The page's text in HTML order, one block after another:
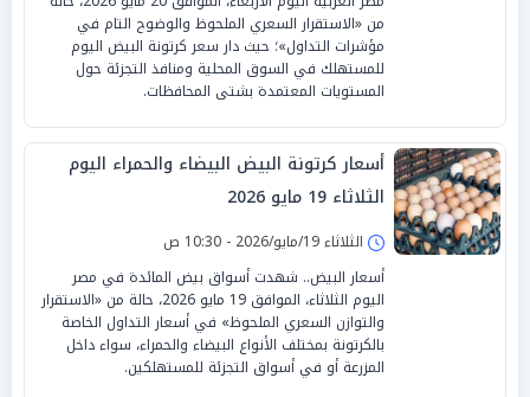
من «الاستقرار السعري الملحوظ والوضوح التام في
مؤشرات التداول»؛ حيث دار سعر كرتونة البيض اليوم
للمستهلك في السوق المحلية ومنافذ التجزئة حول
المستويات المعتمدة بشتى المحافظات.
أسعار كرتونة البيض البيضاء والحمراء اليوم
الثلاثاء 19 مايو 2026
الثلاثاء 19/مايو/2026 - 10:30 ص
أسعار البيض.. شهدت أسواق بيض المائدة في مصر
اليوم الثلاثاء، الموافق 19 مايو 2026، حالة من «الاستقرار
والتوازن السعري الملحوظ» في أسعار التداول الخاصة
بالكرتونة بمختلف الأنواع البيضاء والحمراء، سواء داخل
المزرعة أو في أسواق التجزئة للمستهلكين.